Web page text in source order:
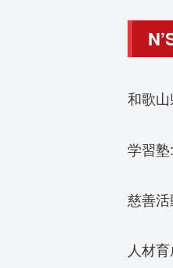
和歌
学習
慈善
人材